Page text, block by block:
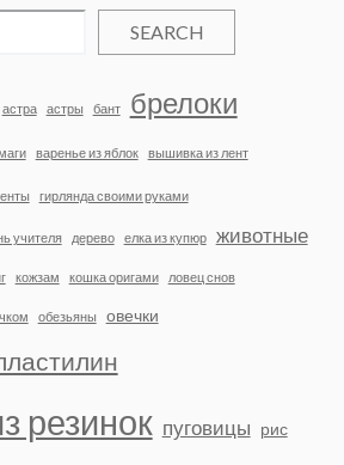
SEARCH
астра астры бант брелоки
варенье из яблок вышивка из лент
гирлянда своими руками
учителя дерево елка из купюр животные
кожзам кошка оригами ловец снов
обезьяны овечки
резинок пуговицы рис